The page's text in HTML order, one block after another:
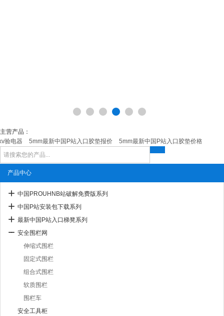
主营产品：
电器
5mm最新中国P站入口胶垫报价 5mm最新中国P站入口胶垫价格
产品中心
中国PROUHNB站破解免费版系列
中国P站安装包下载系列
最新中国P站入口梯凳系列
安全围栏网
伸缩式围栏
固定式围栏
组合式围栏
软质围栏
围栏车
安全工具柜